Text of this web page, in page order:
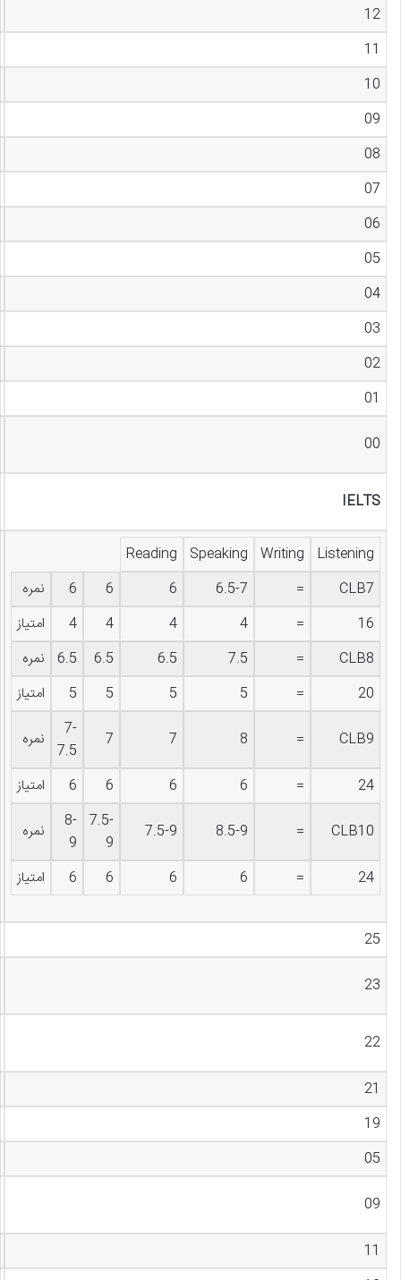
12
11
10
09
08
07
06
05
04
03
02
01
00
IELTS
Listening
Writing
Speaking
Reading
CLB7
=
6.5-7
6
6
6
نمره
16
=
4
4
4
4
امتیاز
CLB8
=
7.5
6.5
6.5
6.5 نمره
20
=
5
5
5
5 امتیاز
CLB9
=
8
7
7
7-
7.5
نمره
24
=
6
6
6
6 امتیاز
CLB10
=
8.5-9
7.5-9
7.5-
9
8-
9
نمره
24
=
6
6
6
6 امتیاز
25
23
22
21
19
05
09
11